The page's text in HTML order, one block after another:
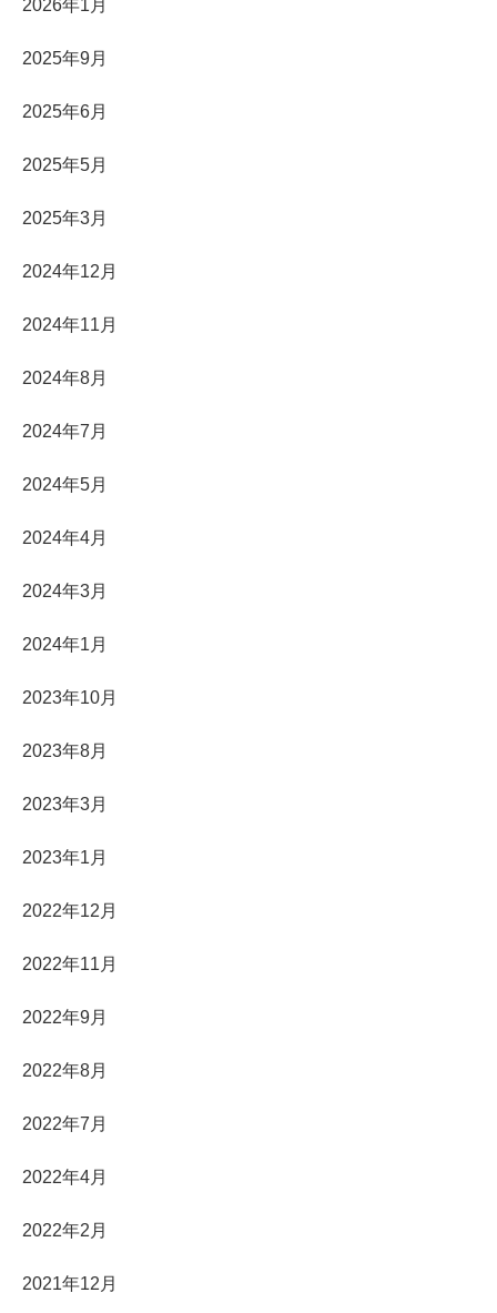
2026年1月
2025年9月
2025年6月
2025年5月
2025年3月
2024年12月
2024年11月
2024年8月
2024年7月
2024年5月
2024年4月
2024年3月
2024年1月
2023年10月
2023年8月
2023年3月
2023年1月
2022年12月
2022年11月
2022年9月
2022年8月
2022年7月
2022年4月
2022年2月
2021年12月